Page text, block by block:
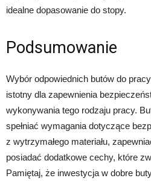
idealne dopasowanie do stopy.
Podsumowanie
Wybór odpowiednich butów do
istotny dla zapewnienia
wykonywania tego rodzaju pracy.
spełniać wymagania dotyczące
z wytrzymałego materiału,
posiadać dodatkowe cechy, które
Pamiętaj, że inwestycja w dobre